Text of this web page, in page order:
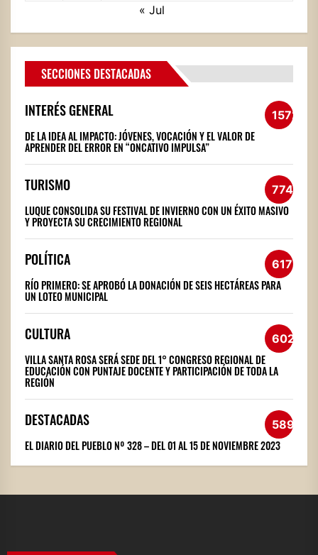
« Jul
SECCIONES DESTACADAS
INTERÉS GENERAL 1572
DE LA IDEA AL IMPACTO: JÓVENES, VOCACIÓN Y EL VALOR DE
APRENDER DEL ERROR EN “ONCATIVO IMPULSA”
TURISMO 774
LUQUE CONSOLIDA SU FESTIVAL DE INVIERNO CON UN ÉXITO MASIVO
Y PROYECTA SU CRECIMIENTO REGIONAL
POLÍTICA 617
RÍO PRIMERO: SE APROBÓ LA DONACIÓN DE SEIS HECTÁREAS PARA
UN LOTEO MUNICIPAL
CULTURA 602
VILLA SANTA ROSA SERÁ SEDE DEL 1° CONGRESO REGIONAL DE
EDUCACIÓN CON PUNTAJE DOCENTE Y PARTICIPACIÓN DE TODA LA
REGIÓN
DESTACADAS 589
EL DIARIO DEL PUEBLO Nº 328 – DEL 01 AL 15 DE NOVIEMBRE 2023